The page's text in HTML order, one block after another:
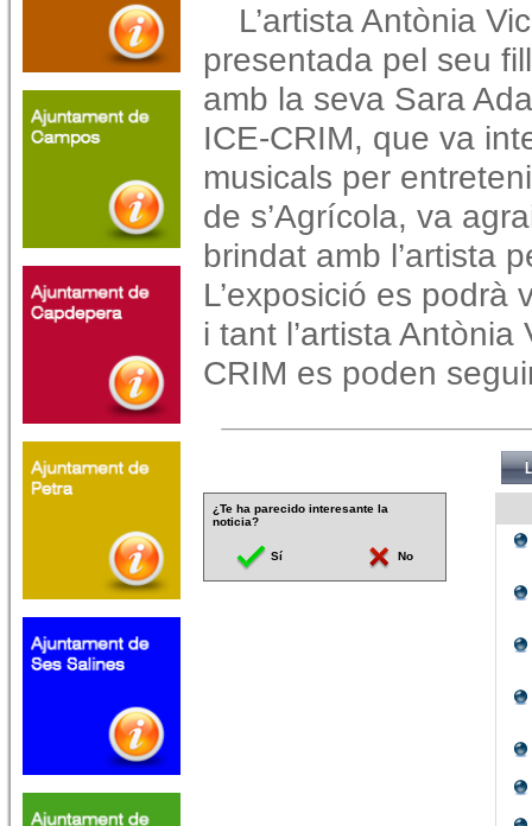
L’artista Antònia
presentada pel seu
amb la seva Sara
ICE-CRIM, que va
musicals per
de s’Agrícola, va
brindat amb l’artista
L’exposició es podrà
i tant l’artista
CRIM es poden
¿Te ha parecido interesante la
noticia?
Sí No